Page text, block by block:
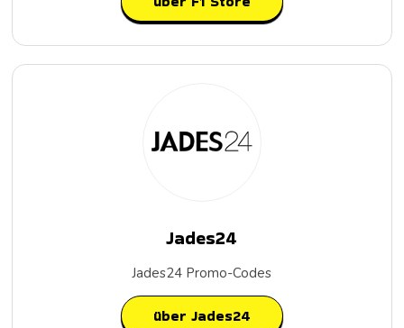
Jades24
Jades24 Promo-Codes
über Jades24